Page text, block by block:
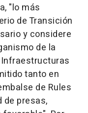
"lo más
de Transición
y considere
de la
Infraestructuras
tanto en
de Rules
de presas,